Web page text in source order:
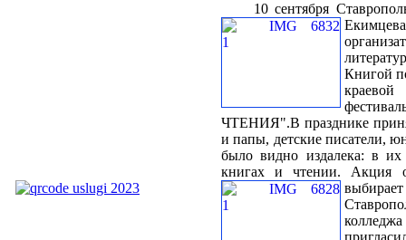
10 сентября
Книгой
ЧТЕНИЯ".В празднике
и папы, детские писатели,
было видно издалека: в
книгах и чтении. Акция